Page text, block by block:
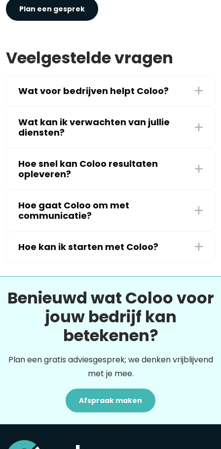
Plan een gesprek
Veelgestelde vragen
Wat voor bedrijven helpt Coloo?
Wat kan ik verwachten van jullie
diensten?
Hoe snel kan Coloo resultaten
opleveren?
Hoe gaat Coloo om met
communicatie?
Hoe kan ik starten met Coloo?
Benieuwd wat Coloo voor
jouw bedrijf kan
betekenen?
Plan een gratis adviesgesprek; we denken vrijblijvend
met je mee.
Afspraak maken